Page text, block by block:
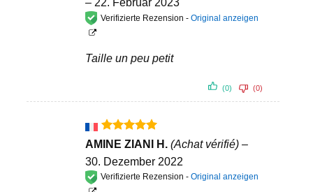
von 5
– 22. Februar 2023
Verifizierte Rezension -Original anzeigen
Taille un peu petit
(0) (0)
Bewertet
5
AMINE ZIANI H.(Achat vérifié) –
30. Dezember 2022
Verifizierte Rezension -Original anzeigen